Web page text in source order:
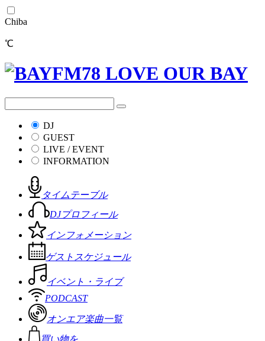
Chiba
℃
DJ
GUEST
LIVE / EVENT
INFORMATION
タイムテーブル
DJプロフィール
インフォメーション
ゲストスケジュール
イベント・ライブ
PODCAST
オンエア楽曲一覧
買い物を